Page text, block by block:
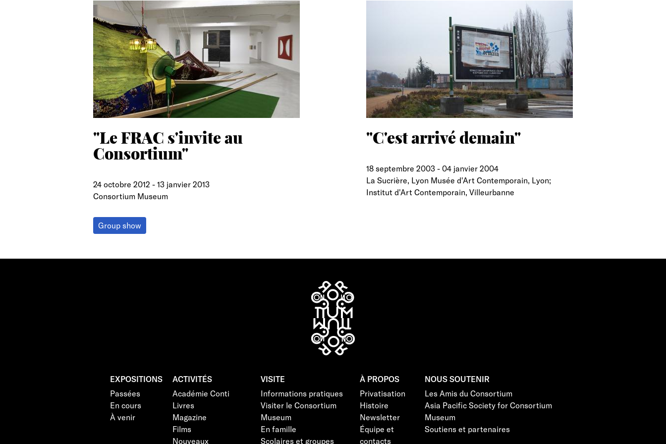
"Le FRAC s'invite au
Consortium"
24 octobre 2012 - 13 janvier 2013
Consortium Museum
Group show
"C'est arrivé demain"
18 septembre 2003 -04 janvier 2004
La Sucrière, Lyon Musée d'Art Contemporain, Lyon;
Institut d'Art Contemporain, Villeurbanne
EXPOSITIONS
Passées
En cours
À venir
ACTIVITÉS
Académie Conti
Livres
Magazine
Films
Nouveaux
VISITE
Informations pratiques
Visiter le Consortium
Museum
En famille
Scolaires et groupes
À PROPOS
Privatisation
Histoire
Newsletter
Équipe et
contacts
NOUS SOUTENIR
Les Amis du Consortium
Asia Pacific Society for Consortium
Museum
Soutiens et partenaires